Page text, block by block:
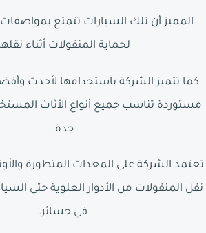
المميز أن تلك السيارات تتمتع
لحماية المنقولات أثناء
كما تتميز الشركة باستخدامها لأحدث
مستوردة تناسب جميع أنواع الأثاث
جدة.
تعتمد الشركة على المعدات المتطورة
نقل المنقولات من الأدوار العلوية حتى
في خسائر.